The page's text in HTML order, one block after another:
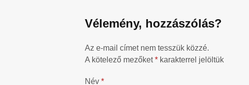
Vélemény, hozzászólás?
Az e-mail címet nem tesszük közzé.
A kötelező mezőket* karakterrel jelöltük
Név *